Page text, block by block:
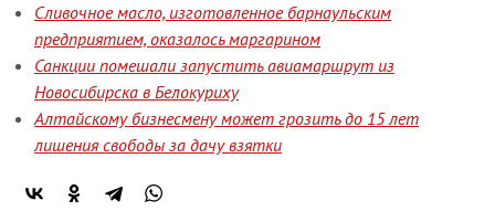
Сливочное масло, изготовленное барнаульским
предприятием, оказалось маргарином
Санкции помешали запустить авиамаршрут из
Новосибирска в Белокуриху
Алтайскому бизнесмену может грозить до 15 лет
лишения свободы за дачу взятки